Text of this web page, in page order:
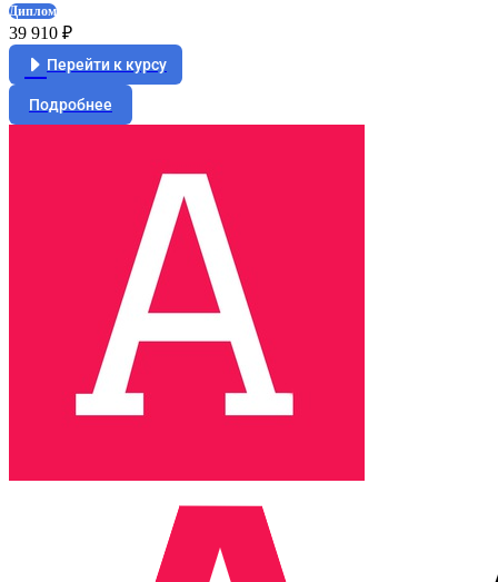
Диплом
39 910 ₽
Перейти к курсу
Подробнее